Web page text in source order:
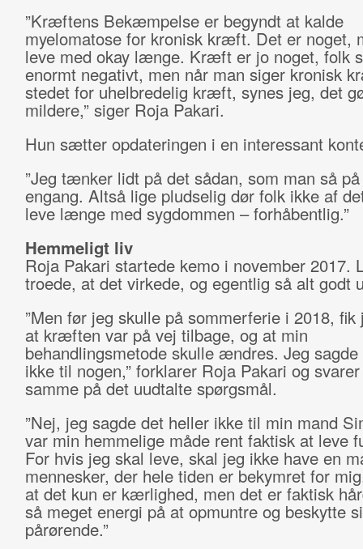
”Kræftens Bekæmpelse er begyndt at kalde
myelomatose for kronisk kræft. Det er noget,
leve med okay længe. Kræft er jo noget, folk
enormt negativt, men når man siger kronisk
stedet for uhelbredelig kræft, synes jeg, det
mildere,” siger Roja Pakari.
Hun sætter opdateringen i en interessant
”Jeg tænker lidt på det sådan, som man så
engang. Altså lige pludselig dør folk ikke af
leve længe med sygdommen – forhåbentlig.”
Hemmeligt liv
Roja Pakari startede kemo i november 2017.
troede, at det virkede, og egentlig så alt godt
”Men før jeg skulle på sommerferie i 2018, fik
at kræften var på vej tilbage, og at min
behandlingsmetode skulle ændres. Jeg sagde
ikke til nogen,” forklarer Roja Pakari og
samme på det uudtalte spørgsmål.
”Nej, jeg sagde det heller ikke til min mand
var min hemmelige måde rent faktisk at leve
For hvis jeg skal leve, skal jeg ikke have en
mennesker, der hele tiden er bekymret for
at det kun er kærlighed, men det er faktisk
så meget energi på at opmuntre og beskytte
pårørende.”